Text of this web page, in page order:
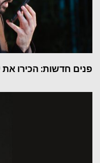
פנים חדשות: הכירו